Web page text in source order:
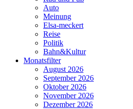
Auto
Meinung
Elsa-meckert
Reise
Politik
Bahn&Kultur
Monatsfilter
August 2026
September 2026
Oktober 2026
November 2026
Dezember 2026